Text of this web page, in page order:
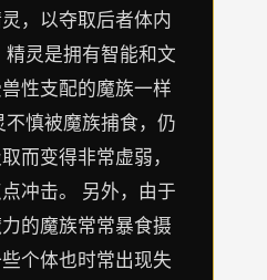
，以夺取后者体内
灵是拥有智能和文
性支配的魔族一样
慎被魔族捕食，仍
而变得非常虚弱，
冲击。 另外，由于
的魔族常常暴食摄
个体也时常出现失